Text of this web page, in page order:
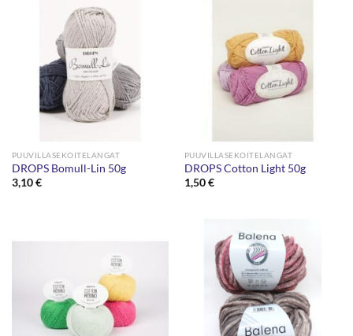
PUUVILLASEKOITELANGAT
DROPS Bomull-Lin 50g
3,10€
PUUVILLASEKOITELANGAT
DROPS Cotton Light 50g
1,50€